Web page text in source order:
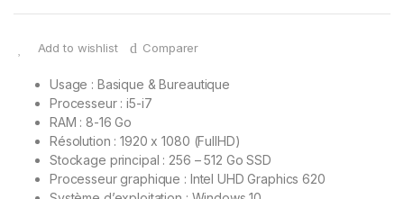
Add to wishlist Comparer
Usage : Basique & Bureautique
Processeur : i5-i7
RAM : 8-16 Go
Résolution : 1920 x 1080 (FullHD)
Stockage principal : 256 – 512 Go SSD
Processeur graphique : Intel UHD Graphics 620